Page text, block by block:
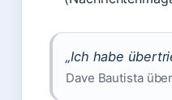
„Ich habe
Dave Bautista